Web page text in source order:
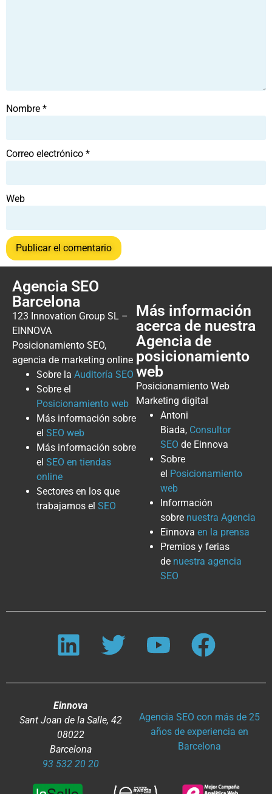
Nombre *
Correo electrónico *
Web
Agencia SEO
Barcelona
123 Innovation Group SL –
EINNOVA
Posicionamiento SEO,
agencia de marketing online
Sobre la Auditoría SEO
Sobre el
Posicionamiento web
Más información sobre
el SEO web
Más información sobre
el SEO en tiendas
online
Sectores en los que
trabajamos el SEO
Más información
acerca de nuestra
Agencia de
posicionamiento
web
Posicionamiento Web
Marketing digital
Antoni
Biada, Consultor
SEO de Einnova
Sobre
el Posicionamiento
web
Información
sobre nuestra Agencia
Einnova en la prensa
Premios y ferias
de nuestra agencia
SEO
Einnova
Sant Joan de la Salle, 42
08022
Barcelona
93 532 20 20
Agencia SEO con más de 25
años de experiencia en
Barcelona